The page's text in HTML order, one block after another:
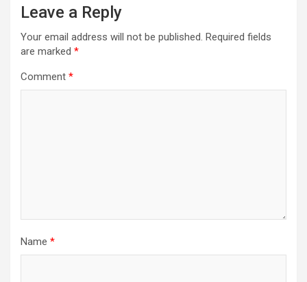
Leave a Reply
Your email address will not be published. Required fields
are marked *
Comment *
Name *